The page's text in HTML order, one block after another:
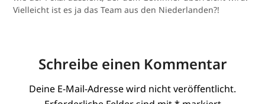
Vielleicht ist es ja das Team aus den Niederlanden?!
Schreibe einen Kommentar
Deine E-Mail-Adresse wird nicht veröffentlicht.